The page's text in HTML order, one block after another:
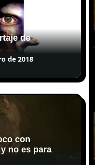
de
de 2018
con
no es para